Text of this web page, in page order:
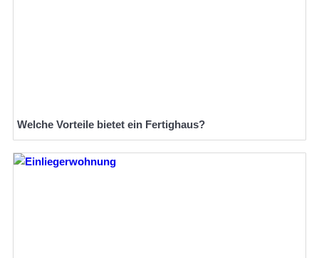
Welche Vorteile bietet ein Fertighaus?